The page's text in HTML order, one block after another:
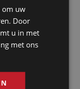
FRENCH
om uw
Door
u in met
met ons